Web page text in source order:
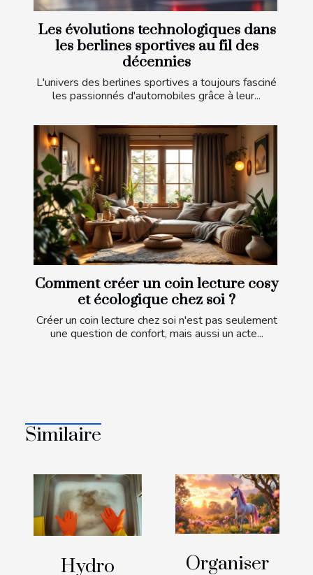
Les évolutions technologiques dans
les berlines sportives au fil des
décennies
L'univers des berlines sportives a toujours fasciné
les passionnés d'automobiles grâce à leur...
Comment créer un coin lecture cosy
et écologique chez soi ?
Créer un coin lecture chez soi n'est pas seulement
une question de confort, mais aussi un acte...
Similaire
Hydro
Organiser